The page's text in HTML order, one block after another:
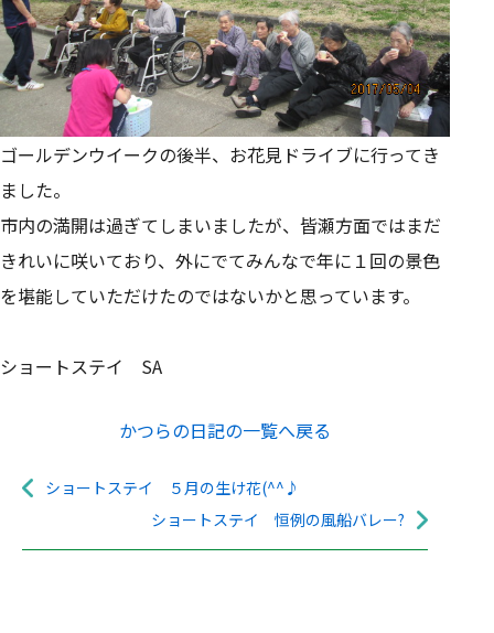
ゴールデンウイークの後半、お花見ドライブに行ってき
ました。
市内の満開は過ぎてしまいましたが、皆瀬方面ではまだ
きれいに咲いており、外にでてみんなで年に１回の景色
を堪能していただけたのではないかと思っています。
ショートステイ SA
かつらの日記の一覧へ戻る
ショートステイ ５月の生け花(^^♪
ショートステイ 恒例の風船バレー?